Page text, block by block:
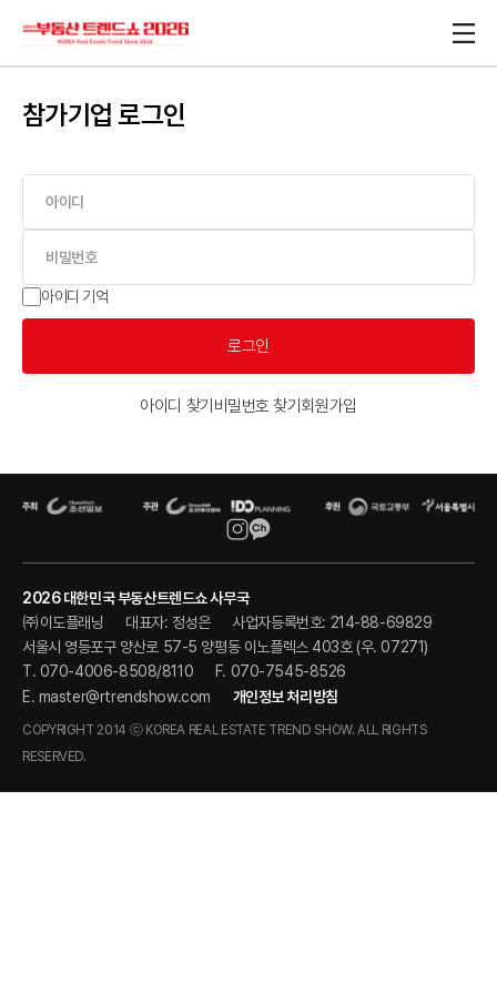
참가기업 로그인
아이디 기억
로그인
아이디 찾기 비밀번호 찾기 회원가입
2026 대한민국 부동산트렌드쇼 사무국
㈜이도플래닝
대표자: 정성은
사업자등록번호: 214-88-69829
서울시 영등포구 양산로 57-5 양평동 이노플렉스 403호 (우. 07271)
T. 070-4006-8508/8110
F. 070-7545-8526
E. master@rtrendshow.com 개인정보 처리방침
COPYRIGHT 2014 ⓒ KOREA REAL ESTATE TREND SHOW. ALL RIGHTS
RESERVED.